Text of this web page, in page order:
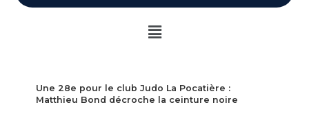
Main
Une 28e pour le club Judo La Pocatière :
Matthieu Bond décroche la ceinture noire